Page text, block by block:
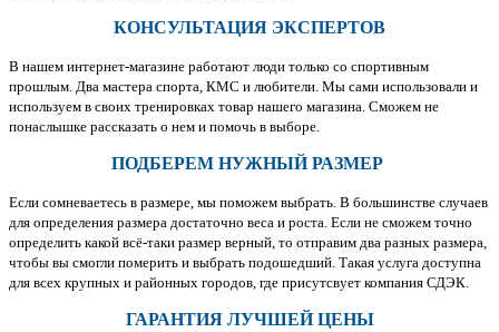
КОНСУЛЬТАЦИЯ ЭКСПЕРТОВ
В нашем интернет-магазине работают люди только со спортивным
прошлым. Два мастера спорта, КМС и любители. Мы сами использовали и
используем в своих тренировках товар нашего магазина. Сможем не
понаслышке рассказать о нем и помочь в выборе.
ПОДБЕРЕМ НУЖНЫЙ РАЗМЕР
Если сомневаетесь в размере, мы поможем выбрать. В большинстве случаев
для определения размера достаточно веса и роста. Если не сможем точно
определить какой всё-таки размер верный, то отправим два разных размера,
чтобы вы смогли померить и выбрать подошедший. Такая услуга доступна
для всех крупных и районных городов, где присутсвует компания СДЭК.
ГАРАНТИЯ ЛУЧШЕЙ ЦЕНЫ